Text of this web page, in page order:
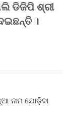
ଡିଜିପି ଶ୍ରୀ
।
ନାମ ଯୋଡ଼ିବା